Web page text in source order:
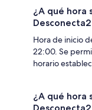
¿A qué hora
Hora de inicio
22:00. Se
horario
¿A qué hora